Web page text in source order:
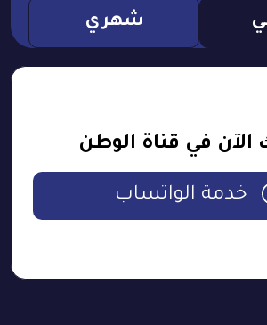
شهري
الآن في قناة الوطن
خدمة الواتساب